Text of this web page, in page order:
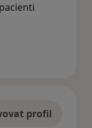
profil